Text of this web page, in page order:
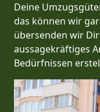
Deine
das können wir
übersenden wir
aussagekräftiges
Bedürfnissen